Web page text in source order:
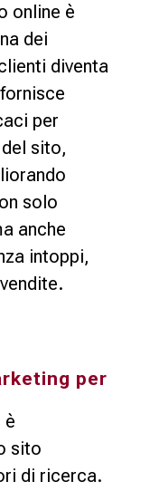
online è
dei
diventa
per
sito,
solo
anche
intoppi,
per
è
sito
di ricerca.